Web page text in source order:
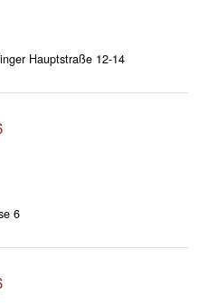
Hauptstraße 12-14
6